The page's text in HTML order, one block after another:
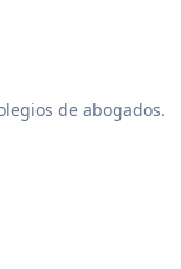
de abogados.